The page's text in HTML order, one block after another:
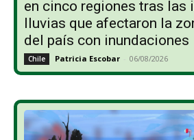
en cinco regiones tras las
lluvias que afectaron la
del país con inundaciones
Chile Patricia Escobar - 06/08/2026